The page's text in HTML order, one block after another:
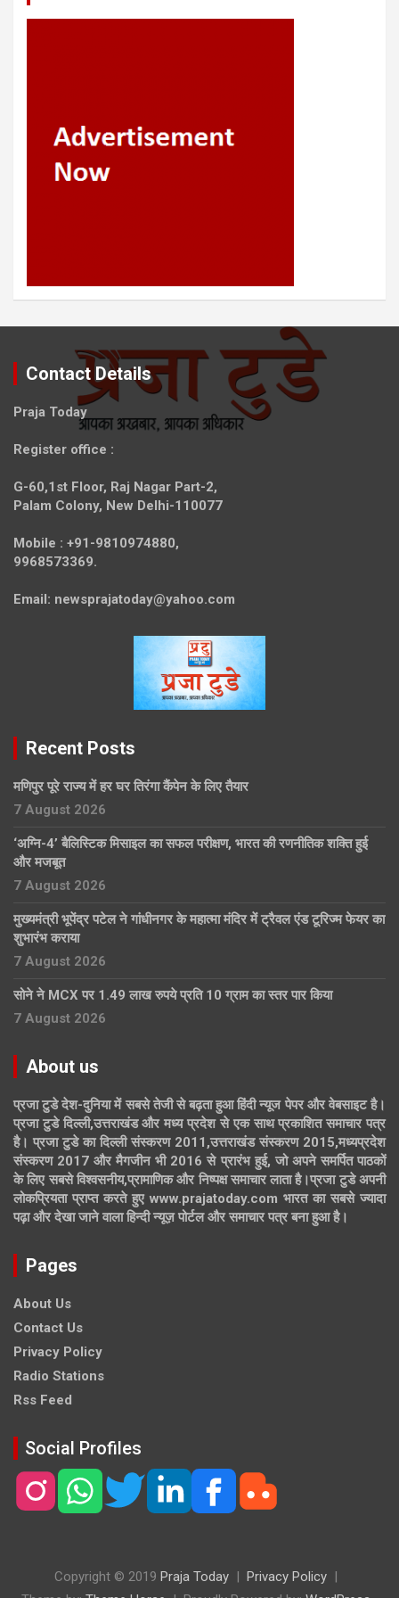
Contact Details
Praja Today
Register office :
G-60,1st Floor, Raj Nagar Part-2,
Palam Colony, New Delhi-110077
Mobile : +91-9810974880,
9968573369.
Email: newsprajatoday@yahoo.com
Recent Posts
मणिपुर पूरे राज्य में हर घर तिरंगा कैंपेन के लिए तैयार
7 August 2026
‘अग्नि-4’ बैलिस्टिक मिसाइल का सफल परीक्षण, भारत की रणनीतिक शक्ति हुई
और मजबूत
7 August 2026
मुख्यमंत्री भूपेंद्र पटेल ने गांधीनगर के महात्मा मंदिर में ट्रैवल एंड टूरिज्म फेयर का
शुभारंभ कराया
7 August 2026
सोने ने MCX पर 1.49 लाख रुपये प्रति 10 ग्राम का स्तर पार किया
7 August 2026
About us
प्रजा टुडे देश-दुनिया में सबसे तेजी से बढ़ता हुआ हिंदी न्यूज पेपर और वेबसाइट है।
प्रजा टुडे दिल्ली,उत्तराखंड और मध्य प्रदेश से एक साथ प्रकाशित समाचार पत्र
है। प्रजा टुडे का दिल्ली संस्करण 2011,उत्तराखंड संस्करण 2015,मध्यप्रदेश
संस्करण 2017 और मैगजीन भी 2016 से प्रारंभ हुई, जो अपने समर्पित पाठकों
के लिए सबसे विश्वसनीय,प्रामाणिक और निष्पक्ष समाचार लाता है।प्रजा टुडे अपनी
लोकप्रियता प्राप्त करते हुए www.prajatoday.com भारत का सबसे ज्यादा
पढ़ा और देखा जाने वाला हिन्दी न्यूज़ पोर्टल और समाचार पत्र बना हुआ है।
Pages
About Us
Contact Us
Privacy Policy
Radio Stations
Rss Feed
Social Profiles
Copyright © 2019 Praja Today
Privacy Policy